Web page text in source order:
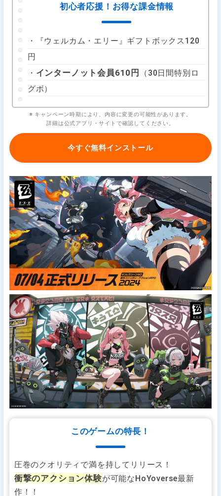
初心者応援！お得な課金情報
・『ウェルカム・エリー』ギフトボックス120
円
・ インターノット会員610円
（30日間特別ロ
グボ）
※ キャンペーン時期により、内容に変更の可能性があります。
詳細は公式アプリ・サイトで確認してください。
今すぐ無料インストール
このゲームの特長！
圧巻のクオリティで満を持してリリース！
衝撃のアクション体験が可能なHoYoverse最新
作！！